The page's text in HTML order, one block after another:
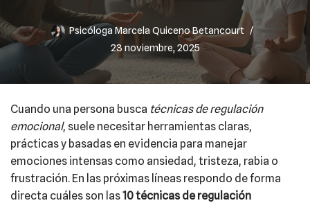
Psicóloga Marcela Quiceno Betancourt
23 noviembre, 2025
Cuando una persona busca técnicas de regulación
emocional, suele necesitar herramientas claras,
prácticas y basadas en evidencia para manejar
emociones intensas como ansiedad, tristeza, rabia o
frustración. En las próximas líneas respondo de forma
directa cuáles son las10 técnicas de regulación